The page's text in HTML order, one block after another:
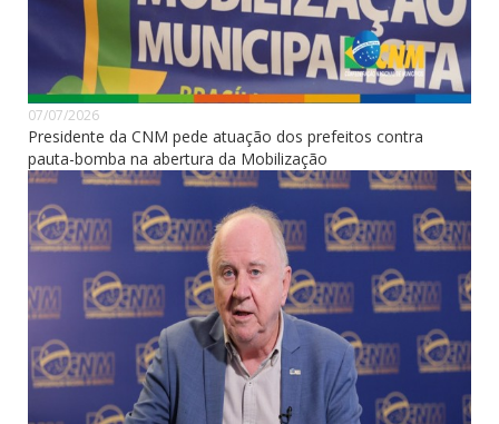
07/07/2026
Presidente da CNM pede atuação dos prefeitos contra
pauta-bomba na abertura da Mobilização